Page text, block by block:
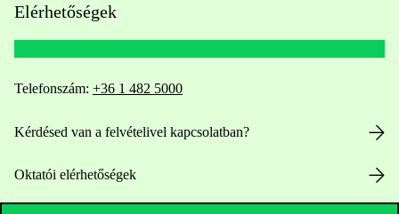
Elérhetőségek
Telefonszám: +36 1 482 5000
Kérdésed van a felvételivel kapcsolatban?
Oktatói elérhetőségek